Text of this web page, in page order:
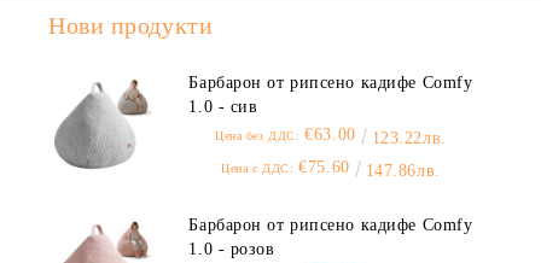
Нови продукти
Барбарон от рипсено кадифе Comfy
1.0 - сив
Цена без ДДС: €63.00 123.22лв.
Цена с ДДС: €75.60 147.86лв.
Барбарон от рипсено кадифе Comfy
1.0 - розов